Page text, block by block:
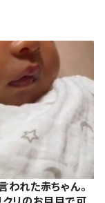
われた赤ちゃん。